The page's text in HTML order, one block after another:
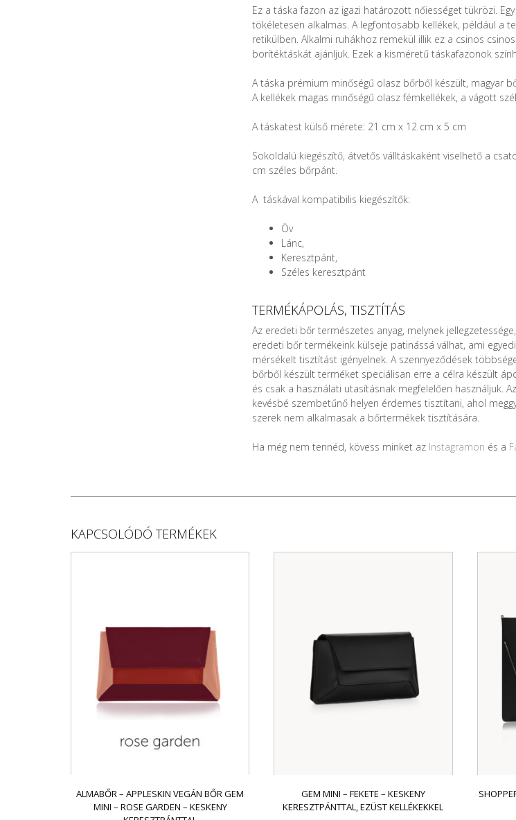
Ez a táska fazon az igazi határozott nőiességet tükrözi.
tökéletesen alkalmas. A legfontosabb kellékek, például a
retikülben. Alkalmi ruhákhoz remekül illik ez a csinos csinos
borítéktáskát ajánljuk. Ezek a kisméretű táskafazonok
A táska prémium minőségű olasz bőrből készült, magyar
A kellékek magas minőségű olasz fémkellékek, a vágott
A táskatest külső mérete: 21 cm x 12 cm x 5 cm
Sokoldalú kiegészítő, átvetős válltáskaként viselhető a
cm széles bőrpánt.
A táskával kompatibilis kiegészítők:
Öv
Lánc,
Keresztpánt,
Széles keresztpánt
TERMÉKÁPOLÁS, TISZTÍTÁS
Az eredeti bőr természetes anyag, melynek
eredeti bőr termékeink külseje patinássá válhat, ami
mérsékelt tisztítást igényelnek. A szennyeződések
bőrből készült terméket speciálisan erre a célra készült
és csak a használati utasításnak megfelelően használjuk.
kevésbé szembetűnő helyen érdemes tisztítani, ahol
szerek nem alkalmasak a bőrtermékek tisztítására.
Ha még nem tennéd, kövess minket az Instagramon és a
KAPCSOLÓDÓ TERMÉKEK
ALMABŐR – APPLESKIN VEGÁN BŐR GEM
MINI – ROSE GARDEN – KESKENY
GEM MINI – FEKETE – KESKENY
KERESZTPÁNTTAL, EZÜST KELLÉKEKKEL